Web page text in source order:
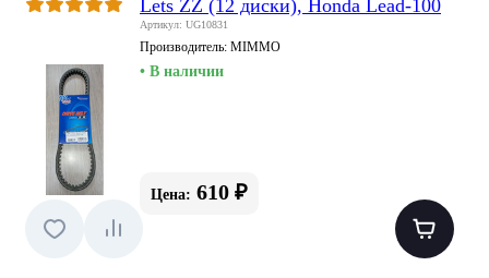
Lets ZZ (12 диски), Honda Lead-100
Артикул: UG10831
Производитель: MIMMO
• В наличии
Цена: 610 ₽